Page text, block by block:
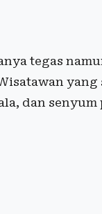
tegas
dan senyum